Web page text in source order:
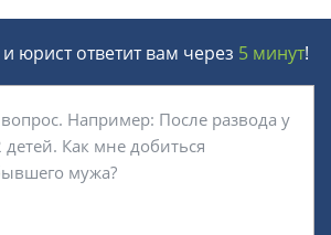
юрист ответит вам через 5 минут!